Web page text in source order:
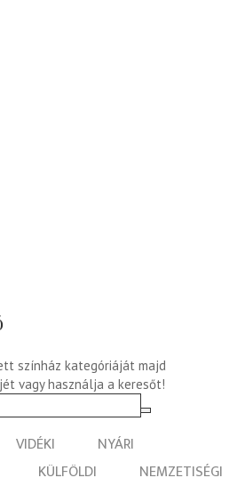
színház kategóriáját majd
vagy használja a keresőt!
VIDÉKI
NYÁRI
KÜLFÖLDI
NEMZETISÉGI